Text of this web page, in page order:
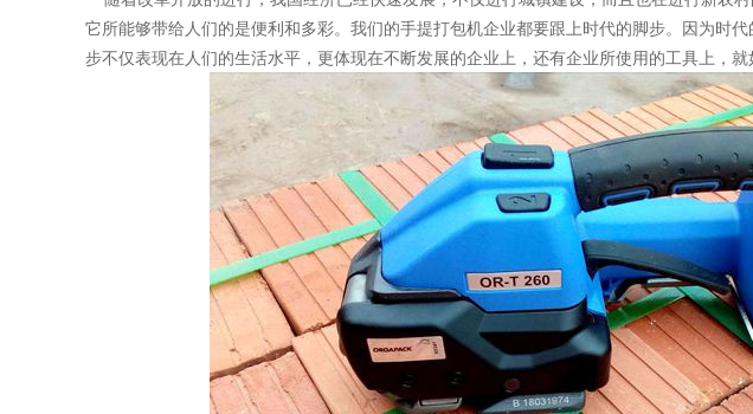
它所能够带给人们的是便利和多彩。我们的手提打包机企业都要跟上时代的脚步。因为时
步不仅表现在人们的生活水平，更体现在不断发展的企业上，还有企业所使用的工具上，就